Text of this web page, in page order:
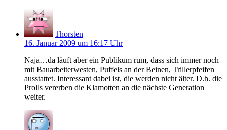
Thorsten
16. Januar 2009 um 16:17 Uhr
Naja…da läuft aber ein Publikum rum, dass sich immer noch
mit Bauarbeiterwesten, Puffels an der Beinen, Trillerpfeifen
ausstattet. Interessant dabei ist, die werden nicht älter. D.h. die
Prolls vererben die Klamotten an die nächste Generation
weiter.